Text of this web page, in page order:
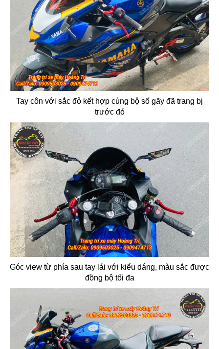
Tay côn với sắc đỏ kết hợp cùng bộ số gãy đã trang bị
trước đó
Góc view từ phía sau tay lái với kiểu dáng, màu sắc được
đồng bộ tối đa